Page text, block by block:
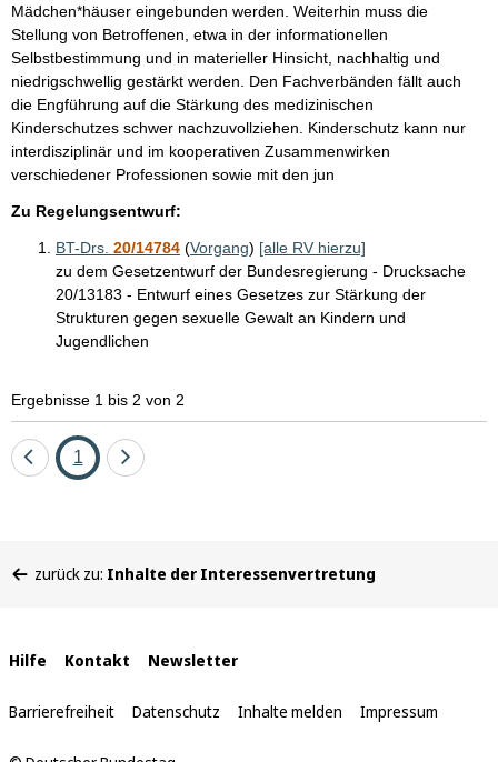
Mädchen*häuser eingebunden werden. Weiterhin muss die
Stellung von Betroffenen, etwa in der informationellen
Selbstbestimmung und in materieller Hinsicht, nachhaltig und
niedrigschwellig gestärkt werden. Den Fachverbänden fällt auch
die Engführung auf die Stärkung des medizinischen
Kinderschutzes schwer nachzuvollziehen. Kinderschutz kann nur
interdisziplinär und im kooperativen Zusammenwirken
verschiedener Professionen sowie mit den jun
Zu Regelungsentwurf:
BT-Drs. 20/14784 (Vorgang) [alle RV hierzu]
zu dem Gesetzentwurf der Bundesregierung - Drucksache
20/13183 - Entwurf eines Gesetzes zur Stärkung der
Strukturen gegen sexuelle Gewalt an Kindern und
Jugendlichen
Ergebnisse 1 bis 2 von 2
EineSeite
1
Eine
befinden
zurück zu: Inhalte der Interessenvertretung
Interne
Links
Hilfe Kontakt Newsletter
Barrierefreiheit Datenschutz Inhalte melden Impressum